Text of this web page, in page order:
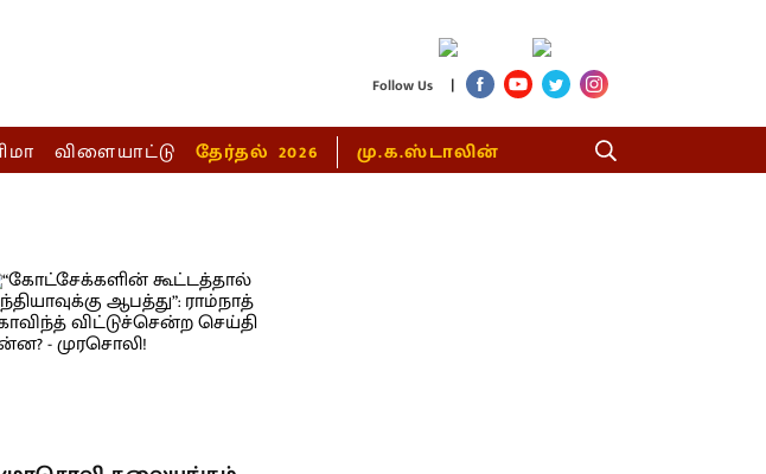
Follow Us |
விளையாட்டு தேர்தல் 2026 மு.க.ஸ்டாலின்